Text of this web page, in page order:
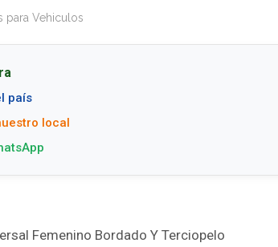
para Vehiculos
país
local
Femenino Bordado Y Terciopelo